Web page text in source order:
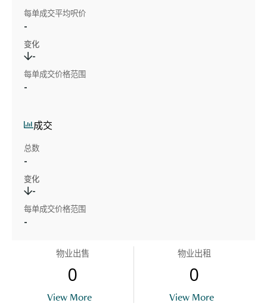
每单成交平均呎价
-
变化
-
每单成交价格范围
-
成交
总数
-
变化
-
每单成交价格范围
-
物业出售
0
View More
物业出租
0
View More